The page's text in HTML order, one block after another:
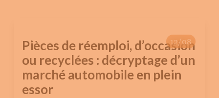
12/08
Pièces de réemploi, d’occasion
ou recyclées : décryptage d’un
marché automobile en plein
essor